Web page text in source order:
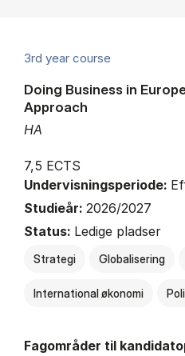
3rd year course
HA
Doing Business in
Approach
7,5 ECTS
Undervisningsperiode:
Studieår: 2026/2027
Status: Ledige pladser
Strategi Globalisering
International økonomi
Fagområder til